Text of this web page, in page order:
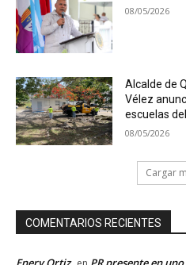
08/05/2026
Alcalde de
Vélez
escuelas
08/05/2026
Cargar
COMENTARIOS RECIENTES